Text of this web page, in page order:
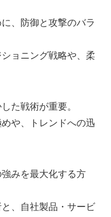
、防御と攻撃のバラ
ョニング戦略や、柔
た戦術が重要。
や、トレンドへの迅
みを最大化する方
、自社製品・サービ